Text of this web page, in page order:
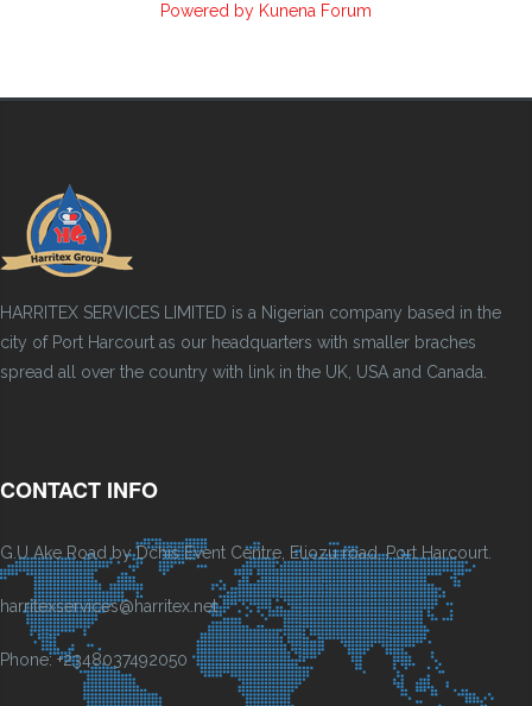
Powered by Kunena Forum
HARRITEX SERVICES LIMITED is a Nigerian company based in the
city of Port Harcourt as our headquarters with smaller braches
spread all over the country with link in the UK, USA and Canada.
CONTACT INFO
G.U Ake Road by Dchis Event Centre, Eliozu road, Port Harcourt.
harritexservices@harritex.net
Phone: +2348037492050